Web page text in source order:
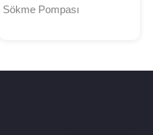
Sökme Pompası